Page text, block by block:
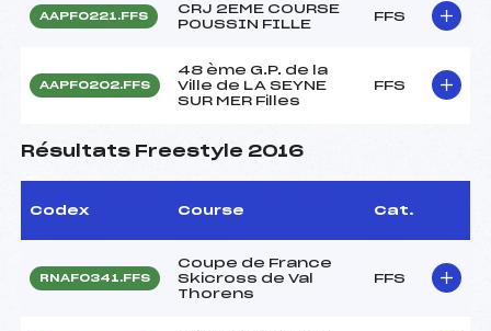
AAPF0221.FFS
CRJ 2EME COURSE
POUSSIN FILLE
FFS
AAPF0202.FFS
48 ème G.P. de la
Ville de LA SEYNE
SUR MER Filles
FFS
Résultats Freestyle 2016
Codex Course Cat.
RNAF0341.FFS
Coupe de France
Skicross de Val
Thorens
FFS